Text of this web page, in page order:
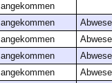
angekommen
angekommen
angekommen
angekommen
angekommen